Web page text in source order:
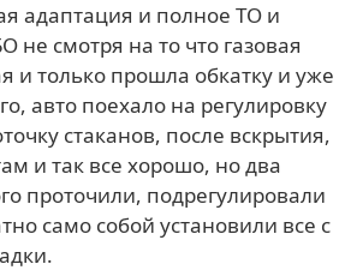
адаптация и полное ТО и
не смотря на то что газовая
и только прошла обкатку и уже
авто поехало на регулировку
стаканов, после вскрытия,
и так все хорошо, но два
проточили, подрегулировали
само собой установили все с